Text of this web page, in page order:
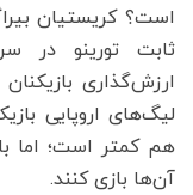
ثابت تورینو در
ارزش‌‌‌گذاری
لیگ‌‌‌های اروپایی
هم کمتر است؛ اما
آن‌‌‌ها بازی کنند.